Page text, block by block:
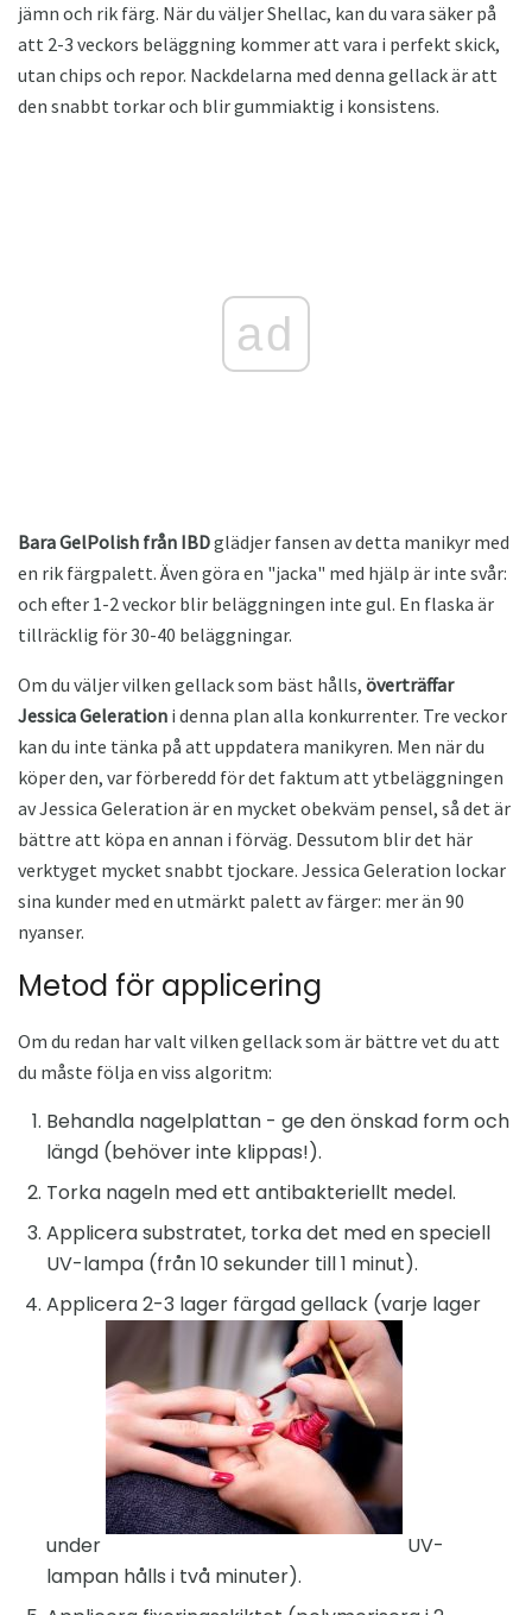
jämn och rik färg. När du väljer Shellac, kan du vara säker på
att 2-3 veckors beläggning kommer att vara i perfekt skick,
utan chips och repor. Nackdelarna med denna gellack är att
den snabbt torkar och blir gummiaktig i konsistens.
ad
Bara GelPolish från IBDglädjer fansen av detta manikyr med
en rik färgpalett. Även göra en "jacka" med hjälp är inte svår:
och efter 1-2 veckor blir beläggningen inte gul. En flaska är
tillräcklig för 30-40 beläggningar.
Om du väljer vilken gellack som bäst hålls, överträffar
Jessica Geleration i denna plan alla konkurrenter. Tre veckor
kan du inte tänka på att uppdatera manikyren. Men när du
köper den, var förberedd för det faktum att ytbeläggningen
av Jessica Geleration är en mycket obekväm pensel, så det är
bättre att köpa en annan i förväg. Dessutom blir det här
verktyget mycket snabbt tjockare. Jessica Geleration lockar
sina kunder med en utmärkt palett av färger: mer än 90
nyanser.
Metod för applicering
Om du redan har valt vilken gellack som är bättre vet du att
du måste följa en viss algoritm:
Behandla nagelplattan - ge den önskad form och
längd (behöver inte klippas!).
Torka nageln med ett antibakteriellt medel.
Applicera substratet, torka det med en speciell
UV-lampa (från 10 sekunder till 1 minut).
Applicera 2-3 lager färgad gellack (varje lager
under
UV-
lampan hålls i två minuter).